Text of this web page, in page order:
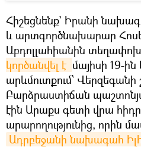
Հիշեցնենք` Իրանի
և արտգործնախարար
Աբդոլլահիանին
կործանվել է մայիսի 19-ին
արևմուտքում՝ Վերզեգանի
Բարձրաստիճան
էին Արաքս գետի վրա
արարողությունից, որին
Ադրբեջանի նախագահ